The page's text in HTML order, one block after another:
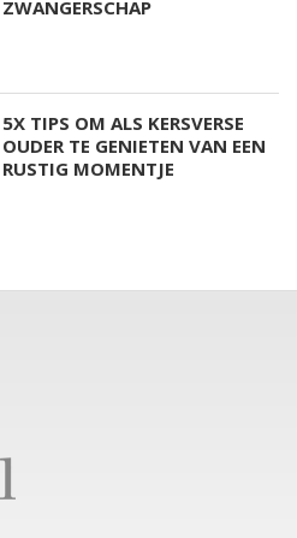
ZWANGERSCHAP
5X TIPS OM ALS KERSVERSE
OUDER TE GENIETEN VAN EEN
RUSTIG MOMENTJE